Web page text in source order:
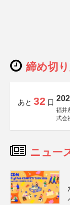
締め切
あと 32 日
福井
式会
ニュー